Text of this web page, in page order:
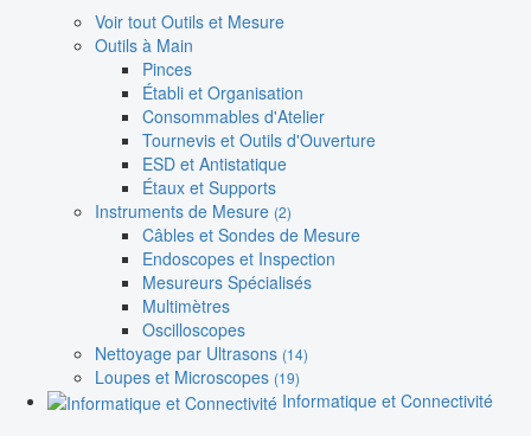
Voir tout Outils et Mesure
Outils à Main
Pinces
Établi et Organisation
Consommables d'Atelier
Tournevis et Outils d'Ouverture
ESD et Antistatique
Étaux et Supports
Instruments de Mesure (2)
Câbles et Sondes de Mesure
Endoscopes et Inspection
Mesureurs Spécialisés
Multimètres
Oscilloscopes
Nettoyage par Ultrasons (14)
Loupes et Microscopes (19)
Informatique et Connectivité